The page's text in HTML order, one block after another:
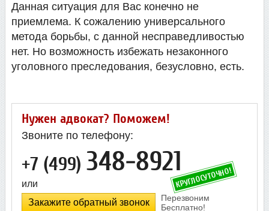
Данная ситуация для Вас конечно не
приемлема. К сожалению универсального
метода борьбы, с данной несправедливостью
нет. Но возможность избежать незаконного
уголовного преследования, безусловно, есть.
Нужен адвокат? Поможем!
Звоните по телефону:
+7 (499) 348-8921
или
Закажите обратный звонок